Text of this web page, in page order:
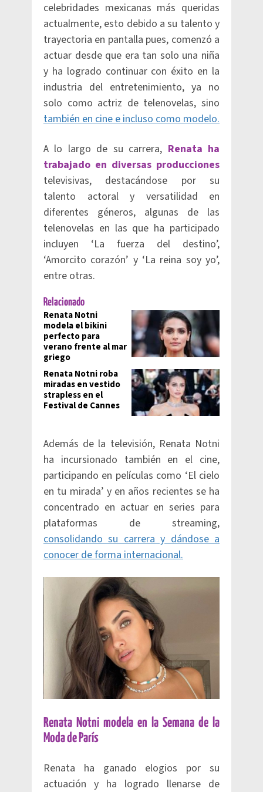
celebridades mexicanas más queridas
actualmente, esto debido a su talento y
trayectoria en pantalla pues, comenzó a
actuar desde que era tan solo una niña
y ha logrado continuar con éxito en la
industria del entretenimiento, ya no
solo como actriz de telenovelas, sino
también en cine e incluso como modelo.
A lo largo de su carrera, Renata ha
trabajado en diversas producciones
televisivas, destacándose por su
talento actoral y versatilidad en
diferentes géneros, algunas de las
telenovelas en las que ha participado
incluyen ‘La fuerza del destino’,
‘Amorcito corazón’ y ‘La reina soy yo’,
entre otras.
Relacionado
Renata Notni
modela el bikini
perfecto para
verano frente al mar
griego
Renata Notni roba
miradas en vestido
strapless en el
Festival de Cannes
Además de la televisión, Renata Notni
ha incursionado también en el cine,
participando en películas como ‘El cielo
en tu mirada’ y en años recientes se ha
concentrado en actuar en series para
plataformas de streaming,
consolidando su carrera y dándose a
conocer de forma internacional.
Renata Notni modela en la Semana de la
Moda de París
Renata ha ganado elogios por su
actuación y ha logrado llenarse de